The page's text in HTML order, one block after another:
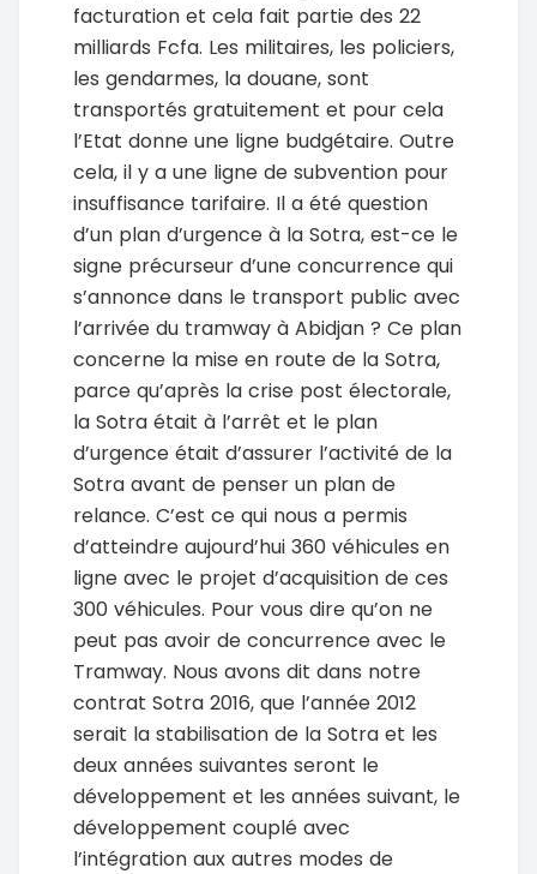
facturation et cela fait partie des 22
milliards Fcfa. Les militaires, les policiers,
les gendarmes, la douane, sont
transportés gratuitement et pour cela
l’Etat donne une ligne budgétaire. Outre
cela, il y a une ligne de subvention pour
insuffisance tarifaire. Il a été question
d’un plan d’urgence à la Sotra, est-ce le
signe précurseur d’une concurrence qui
s’annonce dans le transport public avec
l’arrivée du tramway à Abidjan ? Ce plan
concerne la mise en route de la Sotra,
parce qu’après la crise post électorale,
la Sotra était à l’arrêt et le plan
d’urgence était d’assurer l’activité de la
Sotra avant de penser un plan de
relance. C’est ce qui nous a permis
d’atteindre aujourd’hui 360 véhicules en
ligne avec le projet d’acquisition de ces
300 véhicules. Pour vous dire qu’on ne
peut pas avoir de concurrence avec le
Tramway. Nous avons dit dans notre
contrat Sotra 2016, que l’année 2012
serait la stabilisation de la Sotra et les
deux années suivantes seront le
développement et les années suivant, le
développement couplé avec
l’intégration aux autres modes de